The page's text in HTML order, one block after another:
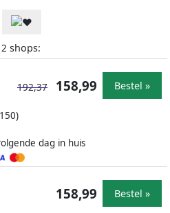
2 shops:
dag in huis
192,37 158,99 Bestel »
158,99 Bestel »